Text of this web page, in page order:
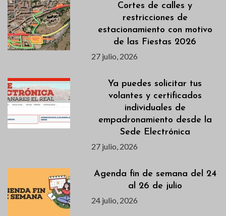
Cortes de calles y
restricciones de
estacionamiento con motivo
de las Fiestas 2026
27 julio, 2026
Ya puedes solicitar tus
volantes y certificados
individuales de
empadronamiento desde la
Sede Electrónica
27 julio, 2026
Agenda fin de semana del 24
al 26 de julio
24 julio, 2026